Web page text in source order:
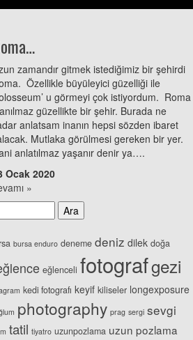
zamandır gitmek istediğimiz bir şehirdi
Özellikle büyüleyici güzelliği ile
u görmeyi çok istiyordum. Roma
güzellikte bir şehir. Burada ne
anlatsam inanın hepsi sözden ibaret
Mutlaka görülmesi gereken bir yer.
anlatılmaz yaşanır denir ya….
Ocak 2020
»
bursa enduro deneme deniz dilek doğa
eğlenceli fotografgezi
kedi fotografı keyif kiliseler longexposure
photography prag sergi sevgi
tatil tiyatro uzunpozlama uzun pozlama